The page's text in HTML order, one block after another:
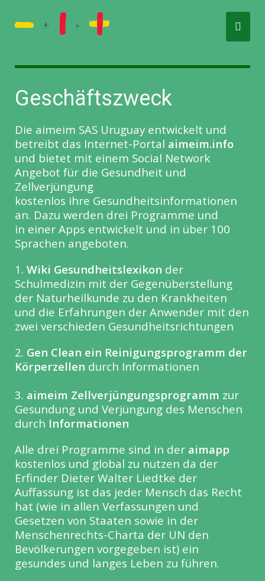
Geschäftszweck
Die aimeim SAS Uruguay entwickelt und
betreibt das Internet-Portal aimeim.info
und bietet mit einem Social Network
Angebot für die Gesundheit und
Zellverjüngung
kostenlos ihre Gesundheitsinformationen
an. Dazu werden drei Programme und
in einer Apps entwickelt und in über 100
Sprachen angeboten.
1. Wiki Gesundheitslexikon der
Schulmedizin mit der Gegenüberstellung
der Naturheilkunde zu den Krankheiten
und die Erfahrungen der Anwender mit den
zwei verschieden Gesundheitsrichtungen
2. Gen Clean ein Reinigungsprogramm der
Körperzellen durch Informationen
3. aimeim Zellverjüngungsprogramm zur
Gesundung und Verjüngung des Menschen
durch Informationen
Alle drei Programme sind in der aimapp
kostenlos und global zu nutzen da der
Erfinder Dieter Walter Liedtke der
Auffassung ist das jeder Mensch das Recht
hat (wie in allen Verfassungen und
Gesetzen von Staaten sowie in der
Menschenrechts-Charta der UN den
Bevölkerungen vorgegeben ist) ein
gesundes und langes Leben zu führen.